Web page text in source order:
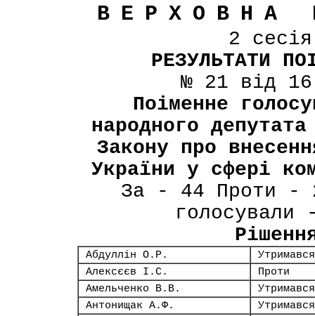
ВЕРХОВНА
2
РЕЗУЛЬТАТИ
№ 21 від
Поіменне
народного
Закону про
України у сфері
За - 44 Проти -
Абдуллін О.Р.
Утримався
Алексєєв І.С.
Проти
Амельченко В.В.
Утримався
Антонищак А.Ф.
Утримався